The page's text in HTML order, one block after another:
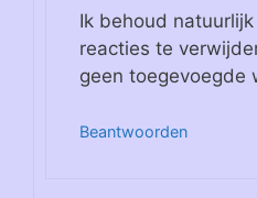
Ik behoud
reacties te
geen toegevoegde
Beantwoorden